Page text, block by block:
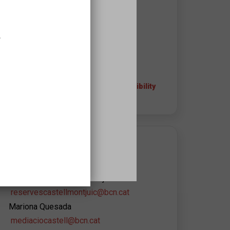
+ info about the space and accessibility
reservescastellmontjuic@bcn.cat
Mariona Quesada
mediaciocastell@bcn.cat